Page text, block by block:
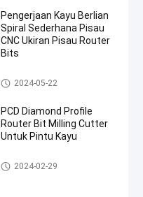
Pengerjaan Kayu Berlian
Spiral Sederhana Pisau
CNC Ukiran Pisau Router
Bits
Bit PCD Router
2024-05-22
PCD Diamond Profile
Router Bit Milling Cutter
Untuk Pintu Kayu
Bit PCD Router
2024-02-29